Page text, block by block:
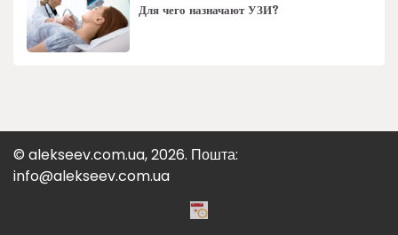
Для чего назначают УЗИ?
© alekseev.com.ua, 2026. Пошта:
info@alekseev.com.ua